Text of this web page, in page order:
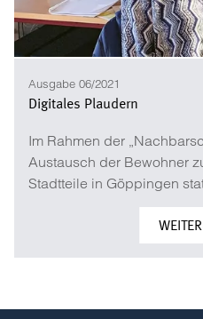
Ausgabe 06/2021
Digitales Plaudern
Im Rahmen der
Austausch der Bewohner
Stadtteile in Göppingen